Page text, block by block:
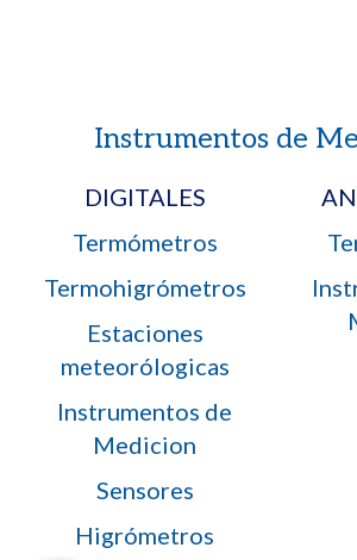
Instrumentos de
DIGITALES
Termómetros
Termohigrómetros
Estaciones
meteorólogicas
Instrumentos de
Medicion
Sensores
Higrómetros